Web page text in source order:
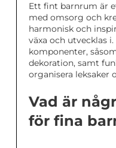
Ett fint barnrum är
med omsorg och
harmonisk och
växa och utvecklas
komponenter,
dekoration, samt
organisera leksaker
Vad är
för fina